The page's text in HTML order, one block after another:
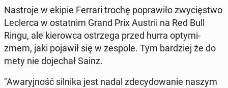
Na­stro­je w ekipie Ferrari trochę po­pra­wi­ło zwy­cię­stwo
Lec­ler­ca w ostat­nim Grand Prix Austrii na Red Bull
Ringu, ale kie­row­ca ostrze­ga przed hurra opty­mi­
zmem, jaki pojawił się w zespole. Tym bar­dziej że do
mety nie do­je­chał Sainz.
"Awa­ryj­ność silnika jest nadal zde­cy­do­wa­nie naszym